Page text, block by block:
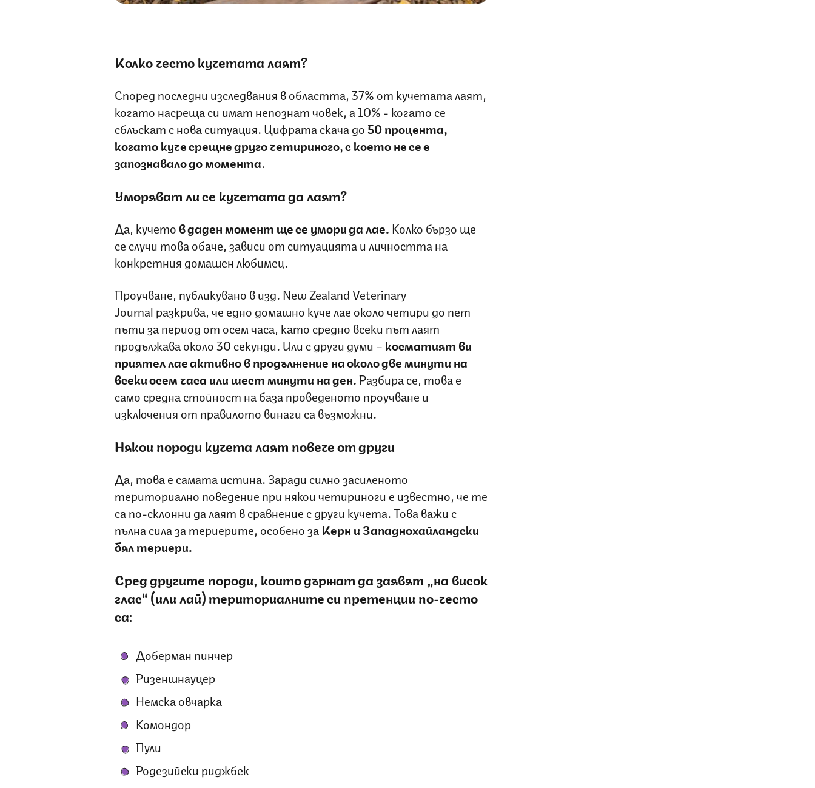
Колко често кучетата лаят?
Според последни изследвания в областта, 37% от кучетата лаят,
когато насреща си имат непознат човек, а 10% - когато се
сблъскат с нова ситуация. Цифрата скача до50 процента,
когато куче срещне друго четириного,с което не се е
запознавало до момента.
Уморяват ли се кучетата да лаят?
Да, кучето в даден момент ще се умори да лае. Колко бързо ще
се случи това обаче, зависи от ситуацията и личността на
конкретния домашен любимец.
Проучване, публикувано в изд. New Zealand Veterinary
Journal разкрива, че едно домашно куче лае около четири до пет
пъти за период от осем часа, като средно всеки път лаят
продължава около 30 секунди. Или с други думи – косматият ви
приятел лае активно в продължение на около две минути на
всеки осем часа или шест минути на ден.Разбира се, това е
само средна стойност на база проведеното проучване и
изключения от правилото винаги са възможни.
Някои породи кучета лаят повече от други
Да, това е самата истина. Заради силно засиленото
териториално поведение при някои четириноги е известно, че те
са по-склонни да лаят в сравнение с други кучета. Това важи с
пълна сила за териерите, особено за Керн и Западнохайландски
бял териери.
Сред другите породи, които държат да заявят „на висок
глас“ (или лай) териториалните си претенции по-често
са:
Доберман пинчер
Ризеншнауцер
Немска овчарка
Комондор
Пули
Родезийски риджбек